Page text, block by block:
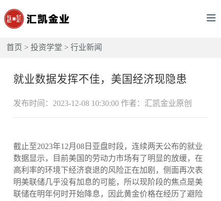
首页 >投资学堂 >行业新闻
就业数据发挥不佳，美国经济现隐患
发布时间：2023-12-08 10:30:00 作者：汇凯金业原创
截止至2023年12月08日亚盘时段，连续两天公布的就业
数据显示，目前美国的劳动力市场有了明显的放缓，在
高利率的环境下经济衰退的风险正在加剧，侧面再次表
明美联储几乎没有加息的可能，所以现阶段的焦点是美
联储在明年何时开始降息，因此黄金价格在经历了避险